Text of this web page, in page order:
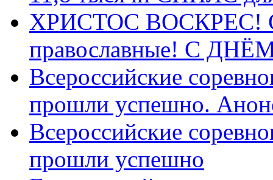
ХРИСТОС ВОСКРЕС! С
православные! C
Всероссийские
прошли успешно.
Всероссийские
прошли успешно